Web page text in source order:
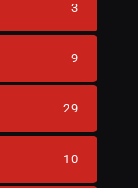
3
9
29
10